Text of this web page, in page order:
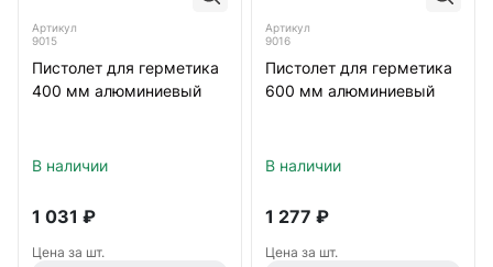
Артикул
9015
Пистолет для герметика
400 мм алюминиевый
В наличии
1 031 ₽
Цена за шт.
Артикул
9016
Пистолет для герметика
600 мм алюминиевый
В наличии
1 277 ₽
Цена за шт.